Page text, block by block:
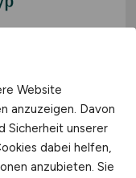
Service
Website
anzuzeigen. Davon
Sicherheit unserer
dabei helfen,
anzubieten. Sie